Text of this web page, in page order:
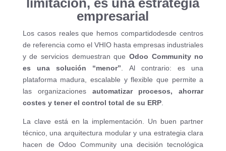
empresarial
Los casos reales que hemos compartidodesde centros
de referencia como el VHIO hasta empresas industriales
y de servicios demuestran que Odoo Community no
es una solución “menor” . Al contrario: es una
plataforma madura, escalable y flexible que permite a
las organizaciones automatizar procesos, ahorrar
costes y tener el control total de su ERP.
La clave está en la implementación. Un buen partner
técnico, una arquitectura modular y una estrategia clara
hacen de Odoo Community una decisión tecnológica